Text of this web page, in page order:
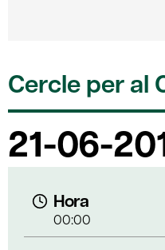
Cercle per al
21-06-
Hora
00:00